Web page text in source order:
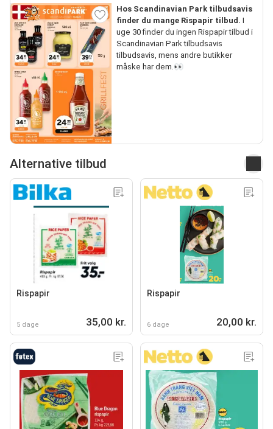
Hos Scandinavian Park tilbudsavis
finder du mange Rispapir tilbud. I
uge 30 finder du ingen Rispapir tilbud i
Scandinavian Park tilbudsavis
tilbudsavis, mens andre butikker
måske har dem.👀
Alternative tilbud
Rispapir
5 dage 35,00 kr.
Rispapir
6 dage 20,00 kr.